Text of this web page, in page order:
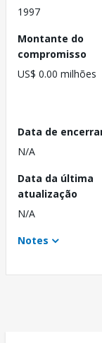
1997
Montante do
compromisso
US$ 0.00 milhões
Data de
N/A
Data da última
atualização
N/A
Notes